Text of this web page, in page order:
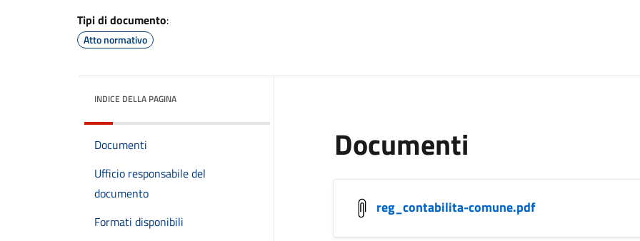
Tipi di documento:
Atto normativo
INDICE DELLA PAGINA
Documenti
Ufficio responsabile del
documento
Formati disponibili
Documenti
reg_contabilita-comune.pdf